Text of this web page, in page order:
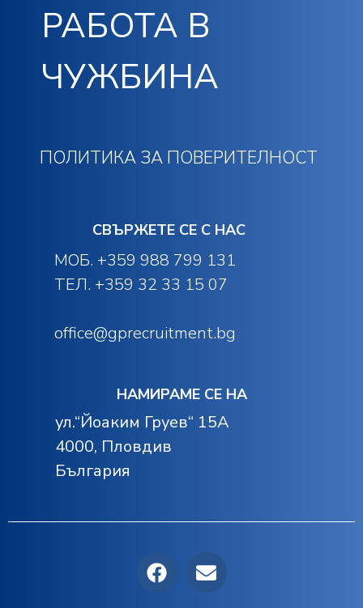
РАБОТА В
ЧУЖБИНА
ПОЛИТИКА ЗА ПОВЕРИТЕЛНОСТ
СВЪРЖЕТЕ СЕ С НАС
MОБ. +359 988 799 131
ТЕЛ. +359 32 33 15 07
office@gprecruitment.bg
НАМИРАМЕ СЕ НА
ул.“Йоаким Груев“ 15А
4000, Пловдив
България